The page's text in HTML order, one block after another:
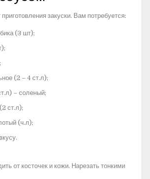
закуски. Вам потребуется:
(3 шт);
(2 – 4 ст.л);
– соленый;
ст.л);
(ч.л);
от косточек и кожи. Нарезать тонкими